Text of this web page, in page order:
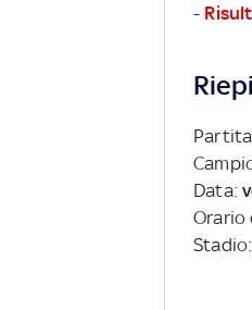
-
Data:
Orario
Stadio: